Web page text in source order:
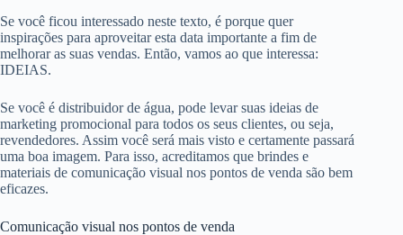
Se você ficou interessado neste texto, é porque quer
inspirações para aproveitar esta data importante a fim de
melhorar as suas vendas. Então, vamos ao que interessa:
IDEIAS.
Se você é distribuidor de água, pode levar suas ideias de
marketing promocional para todos os seus clientes, ou seja,
revendedores. Assim você será mais visto e certamente passará
uma boa imagem. Para isso, acreditamos que brindes e
materiais de comunicação visual nos pontos de venda são bem
eficazes.
Comunicação visual nos pontos de venda